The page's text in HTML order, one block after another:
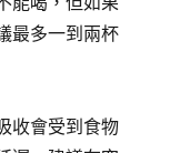
最多一到兩杯
收會受到食物